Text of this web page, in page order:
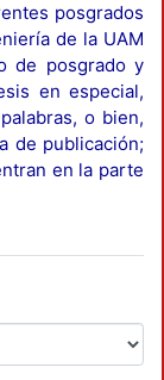
posgrados
de la UAM
de posgrado y
en especial,
o bien,
de publicación;
en la parte